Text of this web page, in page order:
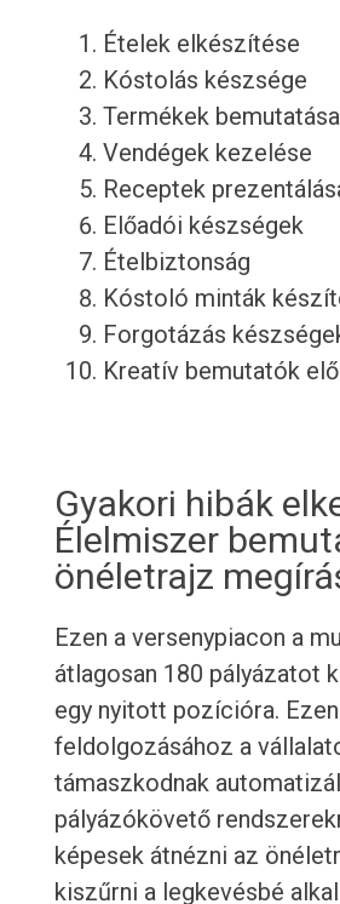
Ételek elkészítése
Kóstolás készsége
Termékek bemutatása
Vendégek kezelése
Receptek
Előadói készségek
Ételbiztonság
Kóstoló minták
Forgotázás
Kreatív bemutatók
Gyakori hibák
Élelmiszer
önéletrajz
Ezen a versenypiacon a
átlagosan 180 pályázatot
egy nyitott pozícióra.
feldolgozásához a
támaszkodnak
pályázókövető
képesek átnézni az
kiszűrni a legkevésbé